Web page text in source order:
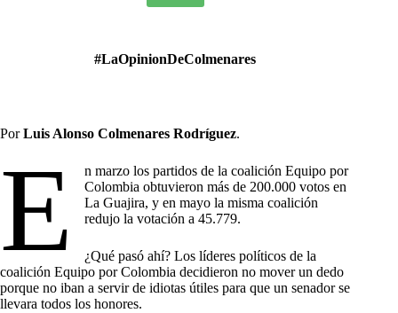
#LaOpinionDeColmenares
PorLuis Alonso Colmenares Rodríguez.
E
n marzo los partidos de la coalición Equipo por
Colombia obtuvieron más de 200.000 votos en
La Guajira, y en mayo la misma coalición
redujo la votación a 45.779.
¿Qué pasó ahí? Los líderes políticos de la
coalición Equipo por Colombia decidieron no mover un dedo
porque no iban a servir de idiotas útiles para que un senador se
llevara todos los honores.